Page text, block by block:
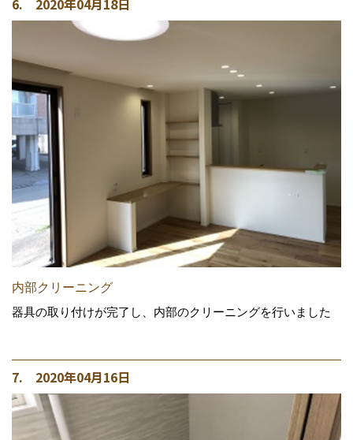
6. 2020年04月18日
内部クリーニング
器具の取り付けが完了し、内部のクリーニングを行いました
7. 2020年04月16日